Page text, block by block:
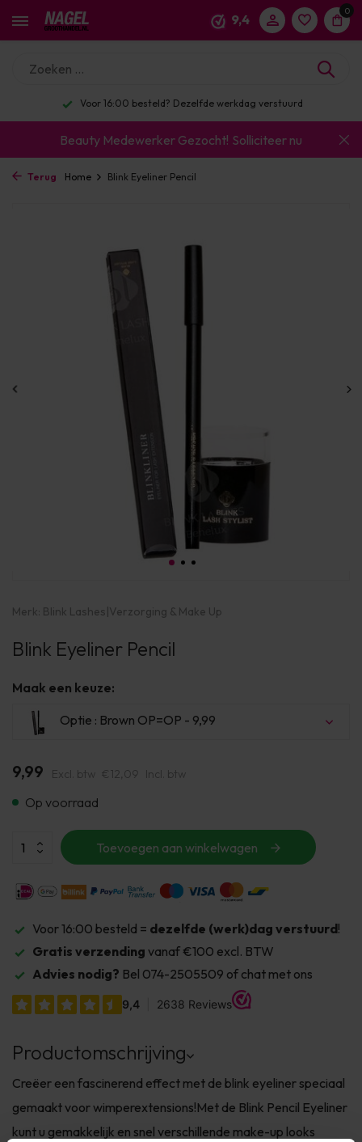
9,4
0
Voor 16:00 besteld? Dezelfde werkdag verstuurd
Beauty Medewerker Gezocht! Solliciteer nu
Terug Home Blink Eyeliner Pencil
Merk: Blink Lashes|Verzorging & Make Up
Blink Eyeliner Pencil
Maak een keuze:
Optie : Brown OP=OP - 9,99
9,99 Excl. btw €12,09 Incl. btw
Op voorraad
Toevoegen aan winkelwagen
Voor 16:00 besteld = dezelfde (werk)dag verstuurd!
Gratis verzending vanaf €100 excl. BTW
Advies nodig? Bel 074-2505509 of chat met ons
Productomschrijving
Creëer een fascinerend effect met de blink eyeliner speciaal
gemaakt voor wimperextensions!Met de Blink Pencil Eyeliner
kunt u gemakkelijk en snel verschillende make-up looks